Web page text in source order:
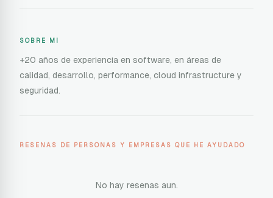
SOBRE MI
+20 años de experiencia en software, en áreas de
calidad, desarrollo, performance, cloud infrastructure y
seguridad.
RESENAS DE PERSONAS Y EMPRESAS QUE HE AYUDADO
No hay resenas aun.